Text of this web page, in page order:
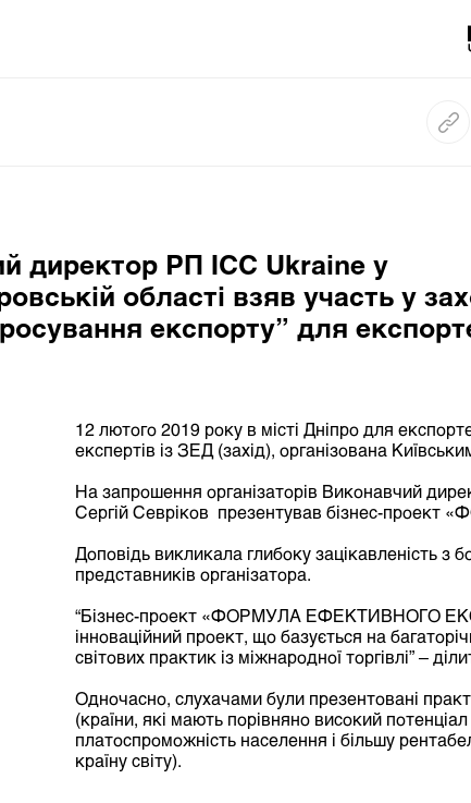
директор РП ICC Ukraine у
області взяв участь ​у
експорту” для
12 лютого 2019 року в місті Дніпро для
експертів із ЗЕД (захід), організована
На запрошення організаторів Виконавчий
Сергій Севріков презентував бізнес-
Доповідь викликала глибоку зацікавленість з
представників організатора.
“Бізнес-проект «ФОРМУЛА ЕФЕКТИВНОГО
інноваційний проект, що базується на
світових практик із міжнародної торгівлі” –
Одночасно, слухачами були презентовані
(країни, які мають порівняно високий
платоспроможність населення і більшу
країну світу).